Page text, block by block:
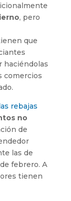
, pero
que
haciéndolas
comercios
rebajas
no
de
las de
febrero. A
tienen